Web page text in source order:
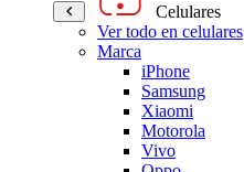
Celulares
Ver todo en celulares
Marca
iPhone
Samsung
Xiaomi
Motorola
Vivo